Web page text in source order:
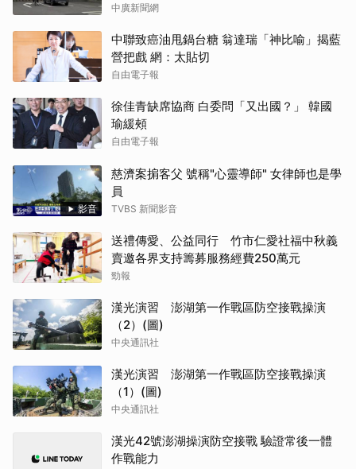
中廣新聞網
中聯致癌油甩鍋台糖 翁達瑞「神比喻」揭藍
營把戲 網：太貼切
自由電子報
徐佳青缺席協商 白委問「又出國？」 韓國
瑜緩頰
自由電子報
影音
慈濟案掮客父 號稱"心靈導師" 女律師也是學
員
TVBS 新聞影音
送禮傳愛、公益同行 竹市仁愛社福中秋義
賣邀各界支持籌募服務經費250萬元
勁報
漢光演習 澎湖第一作戰區防空接戰操演
（2）(圖)
中央通訊社
漢光演習 澎湖第一作戰區防空接戰操演
（1）(圖)
中央通訊社
漢光42號澎湖操演防空接戰 驗證常後一體
作戰能力